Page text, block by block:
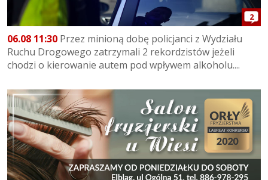
2
06.08 11:30 Przez minioną dobę policjanci z Wydziału
Ruchu Drogowego zatrzymali 2 rekordzistów jeżeli
chodzi o kierowanie autem pod wpływem alkoholu....